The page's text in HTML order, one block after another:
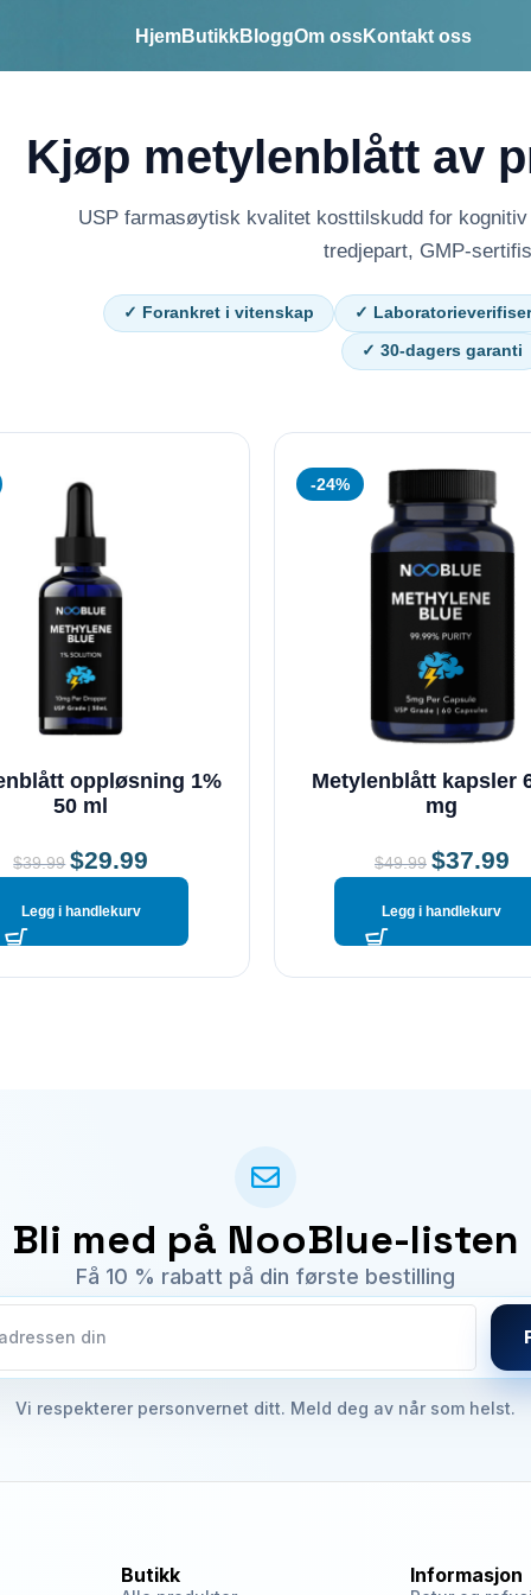
HjemButikkBloggOm ossKontakt oss
Kjøp metylenblått av
USP farmasøytisk kvalitet kosttilskudd for
tredjepart, GMP-
✓ Forankret i vitenskap ✓
✓ 30-dagers garanti
oppløsning 1%
50 ml
$39.99 $29.99
Legg i handlekurv
-24%
Metylenblått kapsler
mg
$49.99 $37.99
Legg i handlekurv
Bli med på NooBlue-listen
Få 10 % rabatt på din første bestilling
Vi respekterer personvernet ditt. Meld deg av når som helst.
Butikk Informasjon